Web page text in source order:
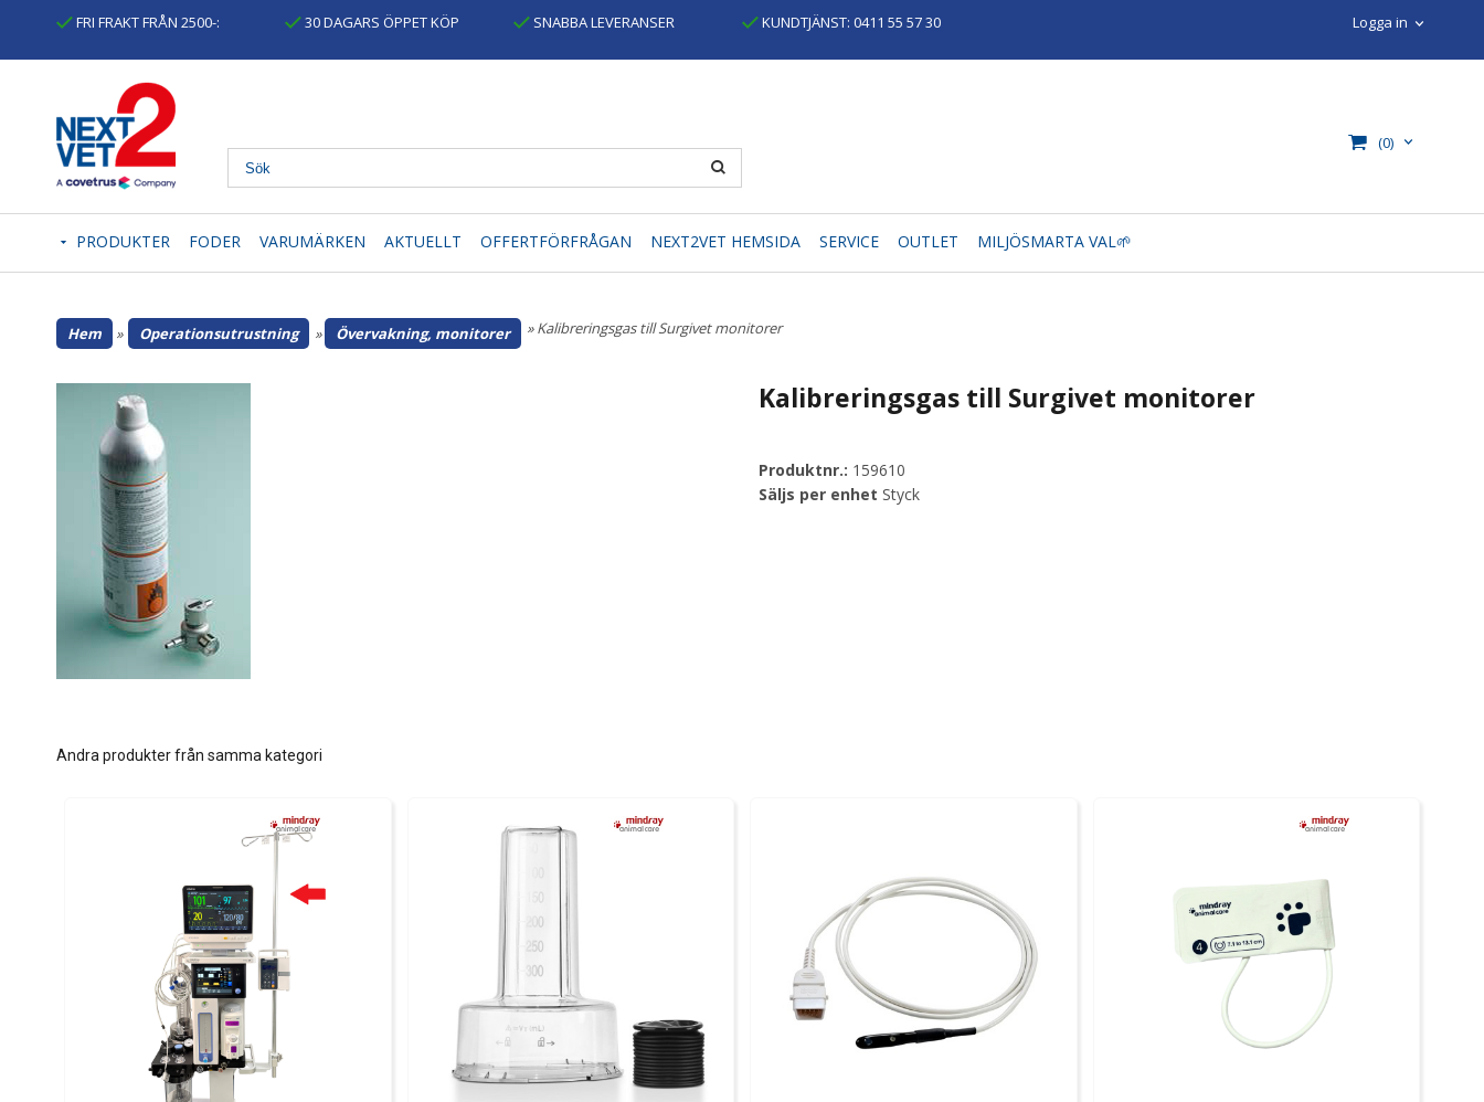
FRI FRAKT FRÅN 2500-: 30 DAGARS ÖPPET KÖP SNABBA LEVERANSER KUNDTJÄNST: 0411 55 57 30 Logga in
(0)
PRODUKTER FODER VARUMÄRKEN AKTUELLT OFFERTFÖRFRÅGAN NEXT2VET HEMSIDA SERVICE OUTLET MILJÖSMARTA VAL🌱
Hem » Operationsutrustning » Övervakning, monitorer » Kalibreringsgas till Surgivet monitorer
Kalibreringsgas till Surgivet monitorer
Produktnr.: 159610
Säljs per enhet Styck
Andra produkter från samma kategori